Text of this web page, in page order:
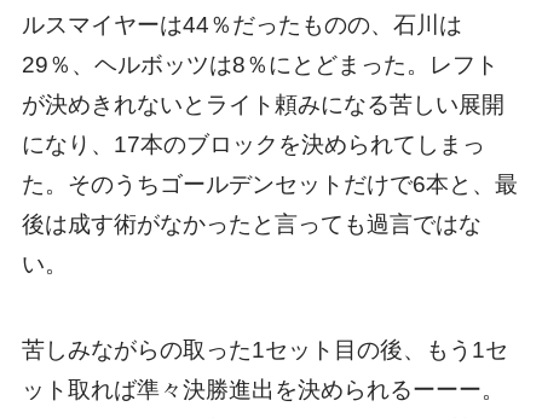
ルスマイヤーは44％だったものの、石川は
29％、ヘルボッツは8％にとどまった。レフト
が決めきれないとライト頼みになる苦しい展開
になり、17本のブロックを決められてしまっ
た。そのうちゴールデンセットだけで6本と、最
後は成す術がなかったと言っても過言ではな
い。
苦しみながらの取った1セット目の後、もう1セ
ット取れば準々決勝進出を決められるーーー。